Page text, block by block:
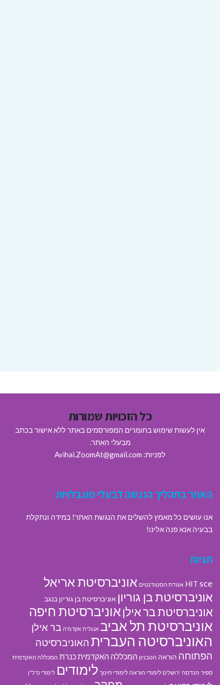
כל הזכויות שמורות
אין לעשות שימוש בחומרים המפורסמים באתר ללא אישור בכתב
מבעלי האתר.
לפניות: Avihai.ZoomAt@gmail.com
האתר בתהליך הנגשה לבעלי מוגבלויות
אנו עושים כל מאמץ להשלים את הנגשת האתר! במידה ונתקלת
בבעיה אנא פנה אלינו!
תגיות
HIT sce אגודת הסטודנטים אוניברסיטת אריאל
אוניברסיטת בן גוריון אוניברסיטת בן גוריון בנגב
אוניברסיטת בר אילן אוניברסיטת חיפה
אוניברסיטת תל אביב אנגלית אקדמיה בר אילן
האוניברסיטה העברית האוניברסיטה
הפתוחה הוראה הטכניון המכללה האקדמית כנרת המכללה האקדמית
ספיר הנדסה ירושלים לימודי הוראה לימודי חינוך לימודים לימודי נדל"ן